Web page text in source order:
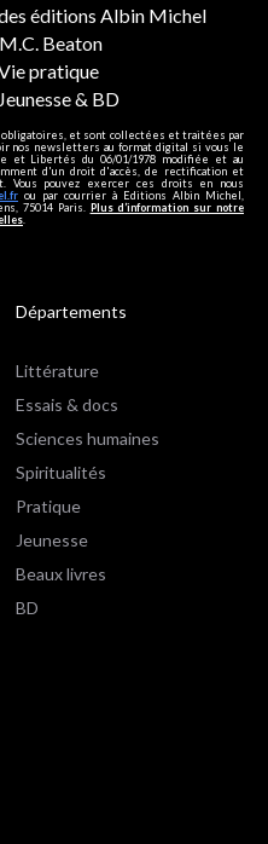
éditions Albin Michel
Beaton
pratique
& BD
et sont collectées et traitées par
nos newsletters au format digital si vous le
et Libertés du 06/01/1978 modifiée et au
d'un droit d'accès, de rectification et
Vous pouvez exercer ces droits en nous
ou par courrier à Editions Albin Michel,
75014 Paris. Plus d’information sur notre
Départements
Littérature
Essais & docs
Sciences humaines
Spiritualités
Pratique
Jeunesse
Beaux livres
BD